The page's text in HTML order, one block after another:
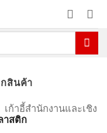
ติก
เก้าอี้สำนักงานและเชิง
าสติก
กสินค้า